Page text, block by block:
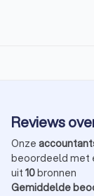
Reviews
Onze
beoordeeld met
uit 10bronnen
Gemiddelde